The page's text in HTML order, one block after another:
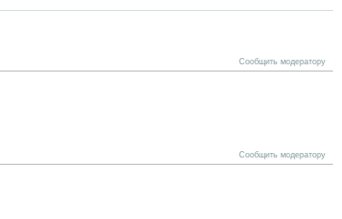
Сообщить модератору
Сообщить модератору